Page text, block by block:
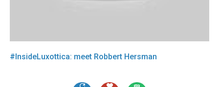
#InsideLuxottica: meet Robbert Hersman